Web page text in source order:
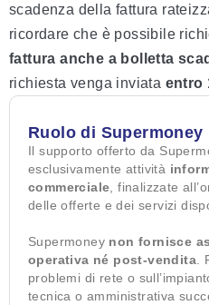
scadenza della fattura
ricordare che è possibile
fattura anche a bolletta
richiesta venga inviata entro
Ruolo di Supermoney
Il supporto offerto da
esclusivamente attività
commerciale , finalizzate
delle offerte e dei servizi
Supermoney non fornisce
operativa né post-vendita
problemi di rete o
tecnica o amministrativa